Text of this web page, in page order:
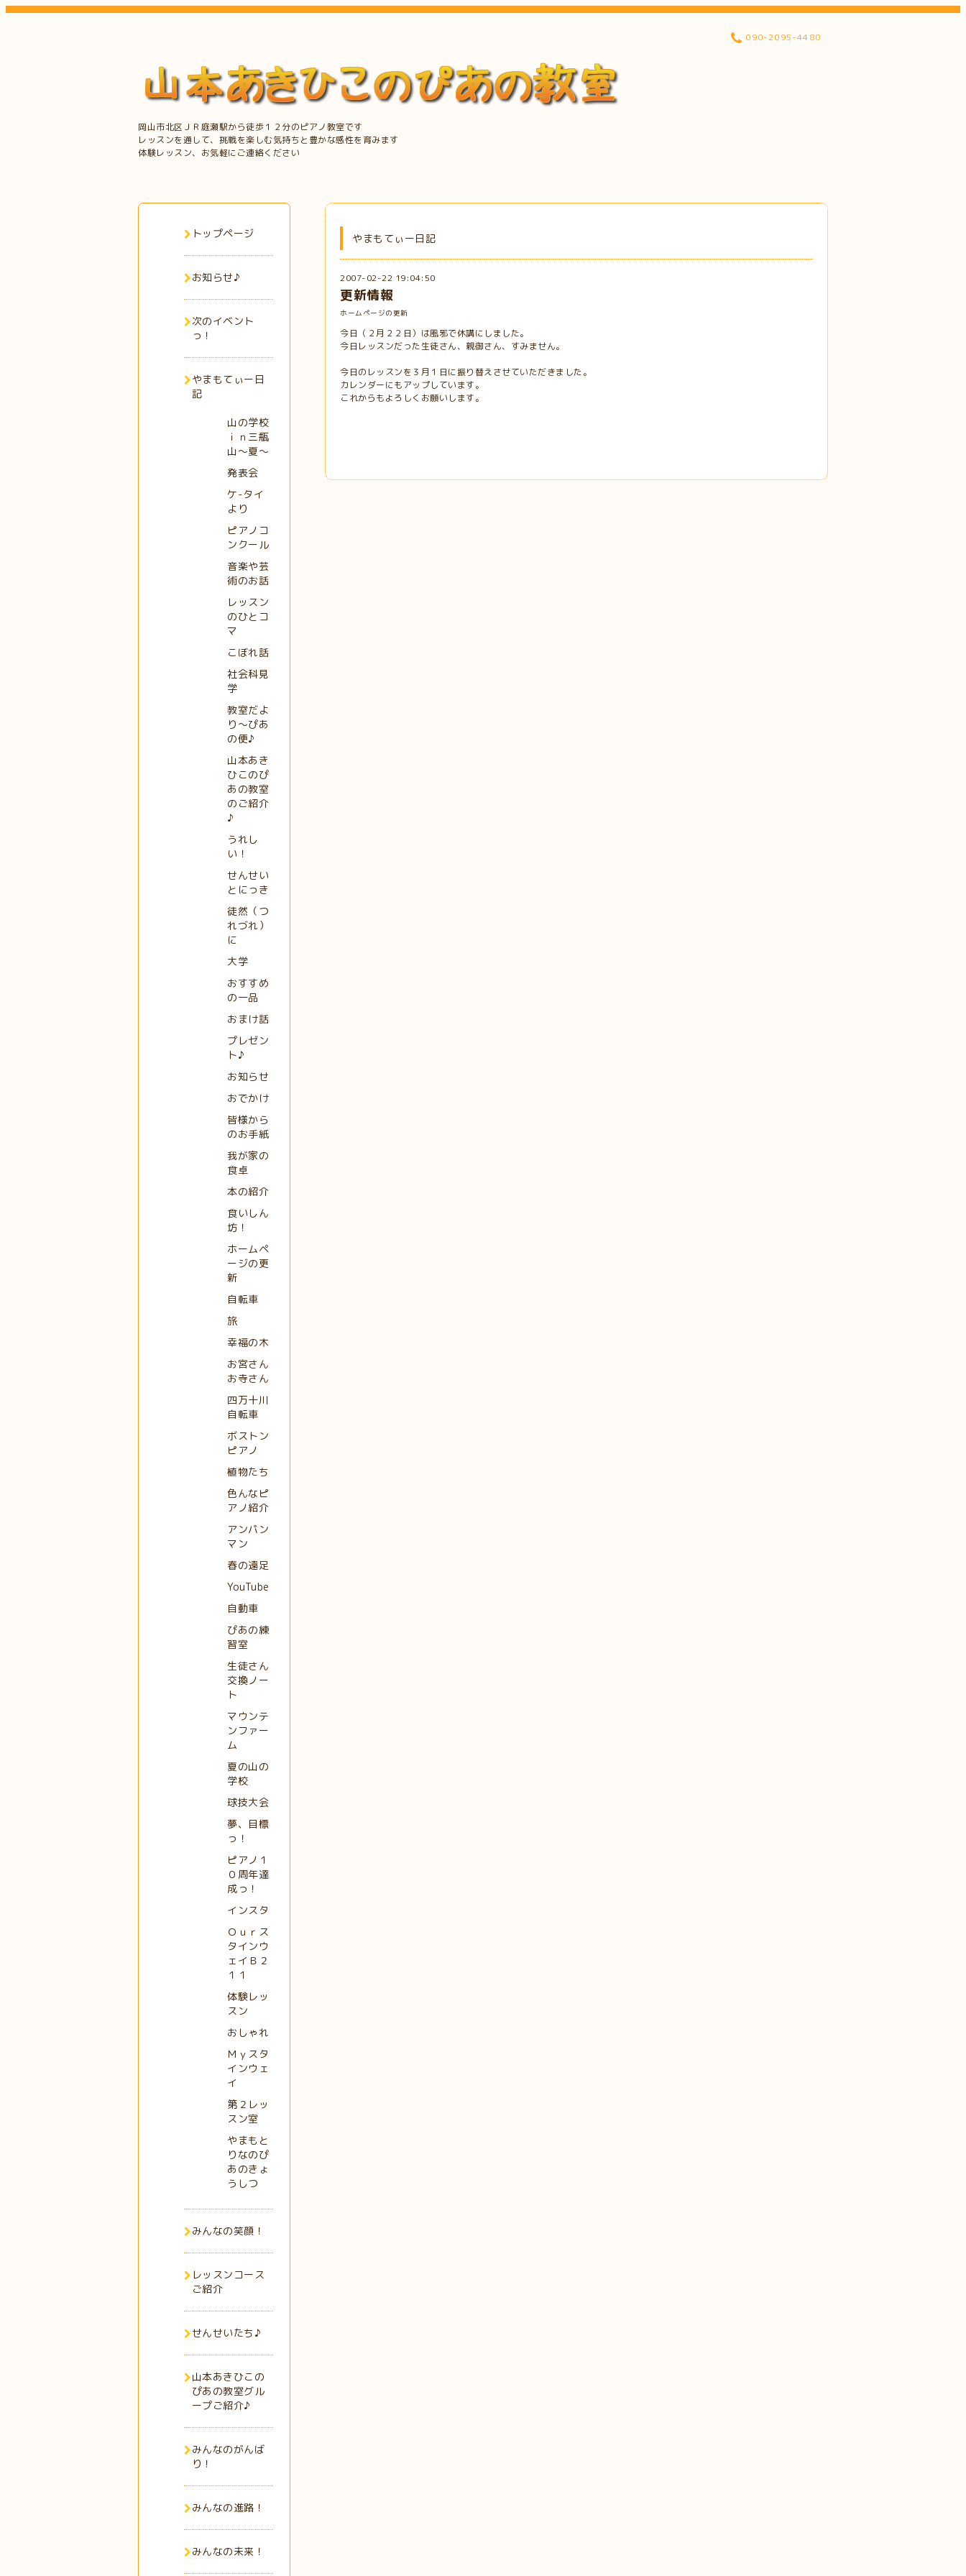
岡山市北区ＪＲ庭瀬駅から徒歩１２分のピアノ教室です
レッスンを通して、挑戦を楽しむ気持ちと豊かな感性を育みます
体験レッスン、お気軽にご連絡ください
090-2095-4480
やまもてぃー日記
2007-02-22 19:04:50
更新情報
ホームページの更新
今日（２月２２日）は風邪で休講にしました。
今日レッスンだった生徒さん、親御さん、すみません。
今日のレッスンを３月１日に振り替えさせていただきました。
カレンダーにもアップしています。
これからもよろしくお願いします。
トップページ
お知らせ♪
次のイベント
っ！
やまもてぃー日
記
山の学校
ｉｎ三瓶
山～夏～
発表会
ケ-タイ
より
ピアノコ
ンクール
音楽や芸
術のお話
レッスン
のひとコ
マ
こぼれ話
社会科見
学
教室だよ
り～ぴあ
の便♪
山本あき
ひこのぴ
あの教室
のご紹介
♪
うれし
い！
せんせい
とにっき
徒然（つ
れづれ）
に
大学
おすすめ
の一品
おまけ話
プレゼン
ト♪
お知らせ
おでかけ
皆様から
のお手紙
我が家の
食卓
本の紹介
食いしん
坊！
ホームペ
ージの更
新
自転車
旅
幸福の木
お宮さん
お寺さん
四万十川
自転車
ボストン
ピアノ
植物たち
色んなピ
アノ紹介
アンパン
マン
春の遠足
YouTube
自動車
ぴあの練
習室
生徒さん
交換ノー
ト
マウンテ
ンファー
ム
夏の山の
学校
球技大会
夢、目標
っ！
ピアノ１
０周年達
成っ！
インスタ
Ｏｕｒス
タインウ
ェイＢ２
１１
体験レッ
スン
おしゃれ
Ｍｙスタ
インウェ
イ
第２レッ
スン室
やまもと
りなのぴ
あのきょ
うしつ
みんなの笑顔！
レッスンコース
ご紹介
せんせいたち♪
山本あきひこの
ぴあの教室グル
ープご紹介♪
みんなのがんば
り！
みんなの進路！
みんなの未来！